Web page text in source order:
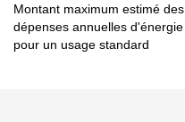
Montant maximum estimé des
dépenses annuelles d'énergie
pour un usage standard